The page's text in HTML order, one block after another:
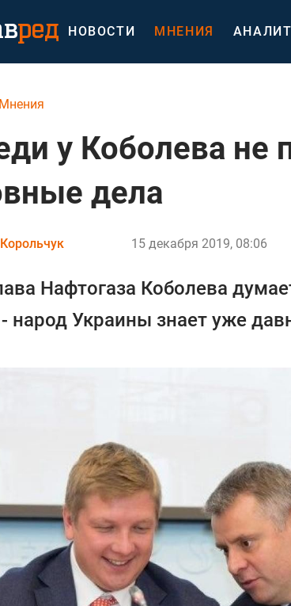
НОВОСТИ МНЕНИЯ
Мнения
у Коболева не
дела
15 декабря 2019, 08:06
Нафтогаза Коболева
народ Украины знает уже